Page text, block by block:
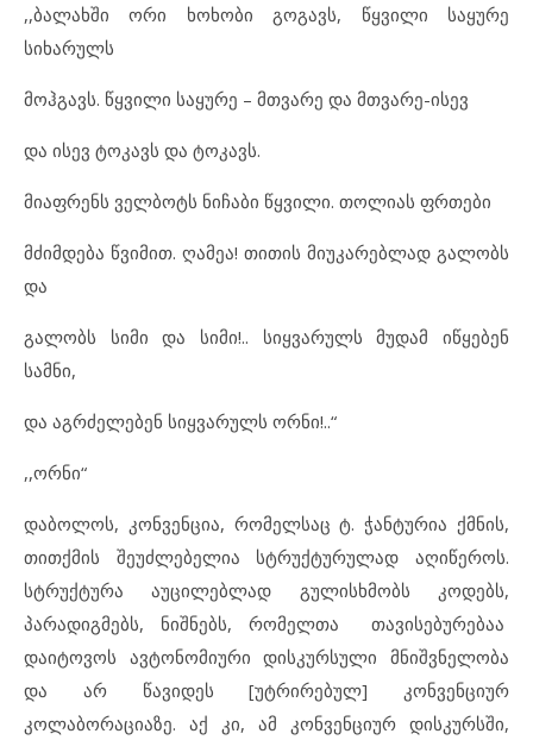
,,ბალახში ორი ხოხობი გოგავს, წყვილი საყურე
სიხარულს
მოჰგავს. წყვილი საყურე – მთვარე და მთვარე-ისევ
და ისევ ტოკავს და ტოკავს.
მიაფრენს ველბოტს ნიჩაბი წყვილი. თოლიას ფრთები
მძიმდება წვიმით. ღამეა! თითის მიუკარებლად გალობს
და
გალობს სიმი და სიმი!.. სიყვარულს მუდამ იწყებენ
სამნი,
და აგრძელებენ სიყვარულს ორნი!..“
,,ორნი“
დაბოლოს, კონვენცია, რომელსაც ტ. ჭანტურია ქმნის,
თითქმის შეუძლებელია სტრუქტურულად აღიწეროს.
სტრუქტურა აუცილებლად გულისხმობს კოდებს,
პარადიგმებს, ნიშნებს, რომელთა თავისებურებაა
დაიტოვოს ავტონომიური დისკურსული მნიშვნელობა
და არ წავიდეს [უტრირებულ] კონვენციურ
კოლაბორაციაზე. აქ კი, ამ კონვენციურ დისკურსში,